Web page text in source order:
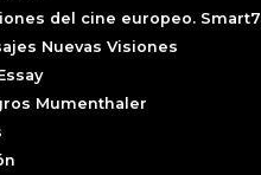
del cine europeo. Smart7
Nuevas Visiones
Mumenthaler